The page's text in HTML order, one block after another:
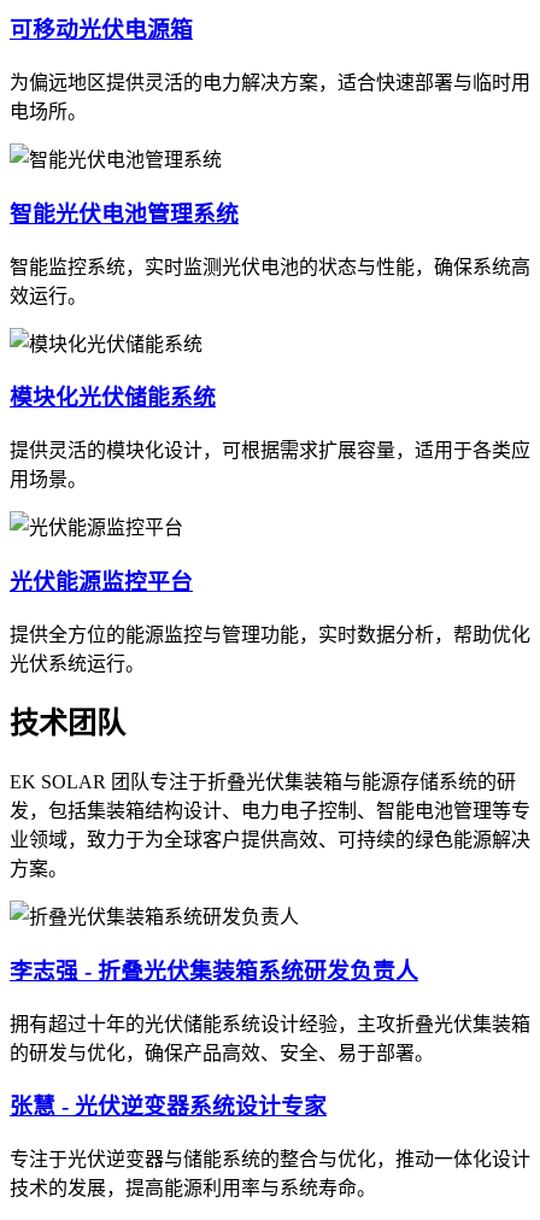
可移动光伏电源箱
为偏远地区提供灵活的电力解决方案，适合快速部署与临时用
电场所。
智能光伏电池管理系统
智能监控系统，实时监测光伏电池的状态与性能，确保系统高
效运行。
模块化光伏储能系统
提供灵活的模块化设计，可根据需求扩展容量，适用于各类应
用场景。
光伏能源监控平台
提供全方位的能源监控与管理功能，实时数据分析，帮助优化
光伏系统运行。
技术团队
EK SOLAR 团队专注于折叠光伏集装箱与能源存储系统的研
发，包括集装箱结构设计、电力电子控制、智能电池管理等专
业领域，致力于为全球客户提供高效、可持续的绿色能源解决
方案。
李志强 - 折叠光伏集装箱系统研发负责人
拥有超过十年的光伏储能系统设计经验，主攻折叠光伏集装箱
的研发与优化，确保产品高效、安全、易于部署。
张慧 - 光伏逆变器系统设计专家
专注于光伏逆变器与储能系统的整合与优化，推动一体化设计
技术的发展，提高能源利用率与系统寿命。